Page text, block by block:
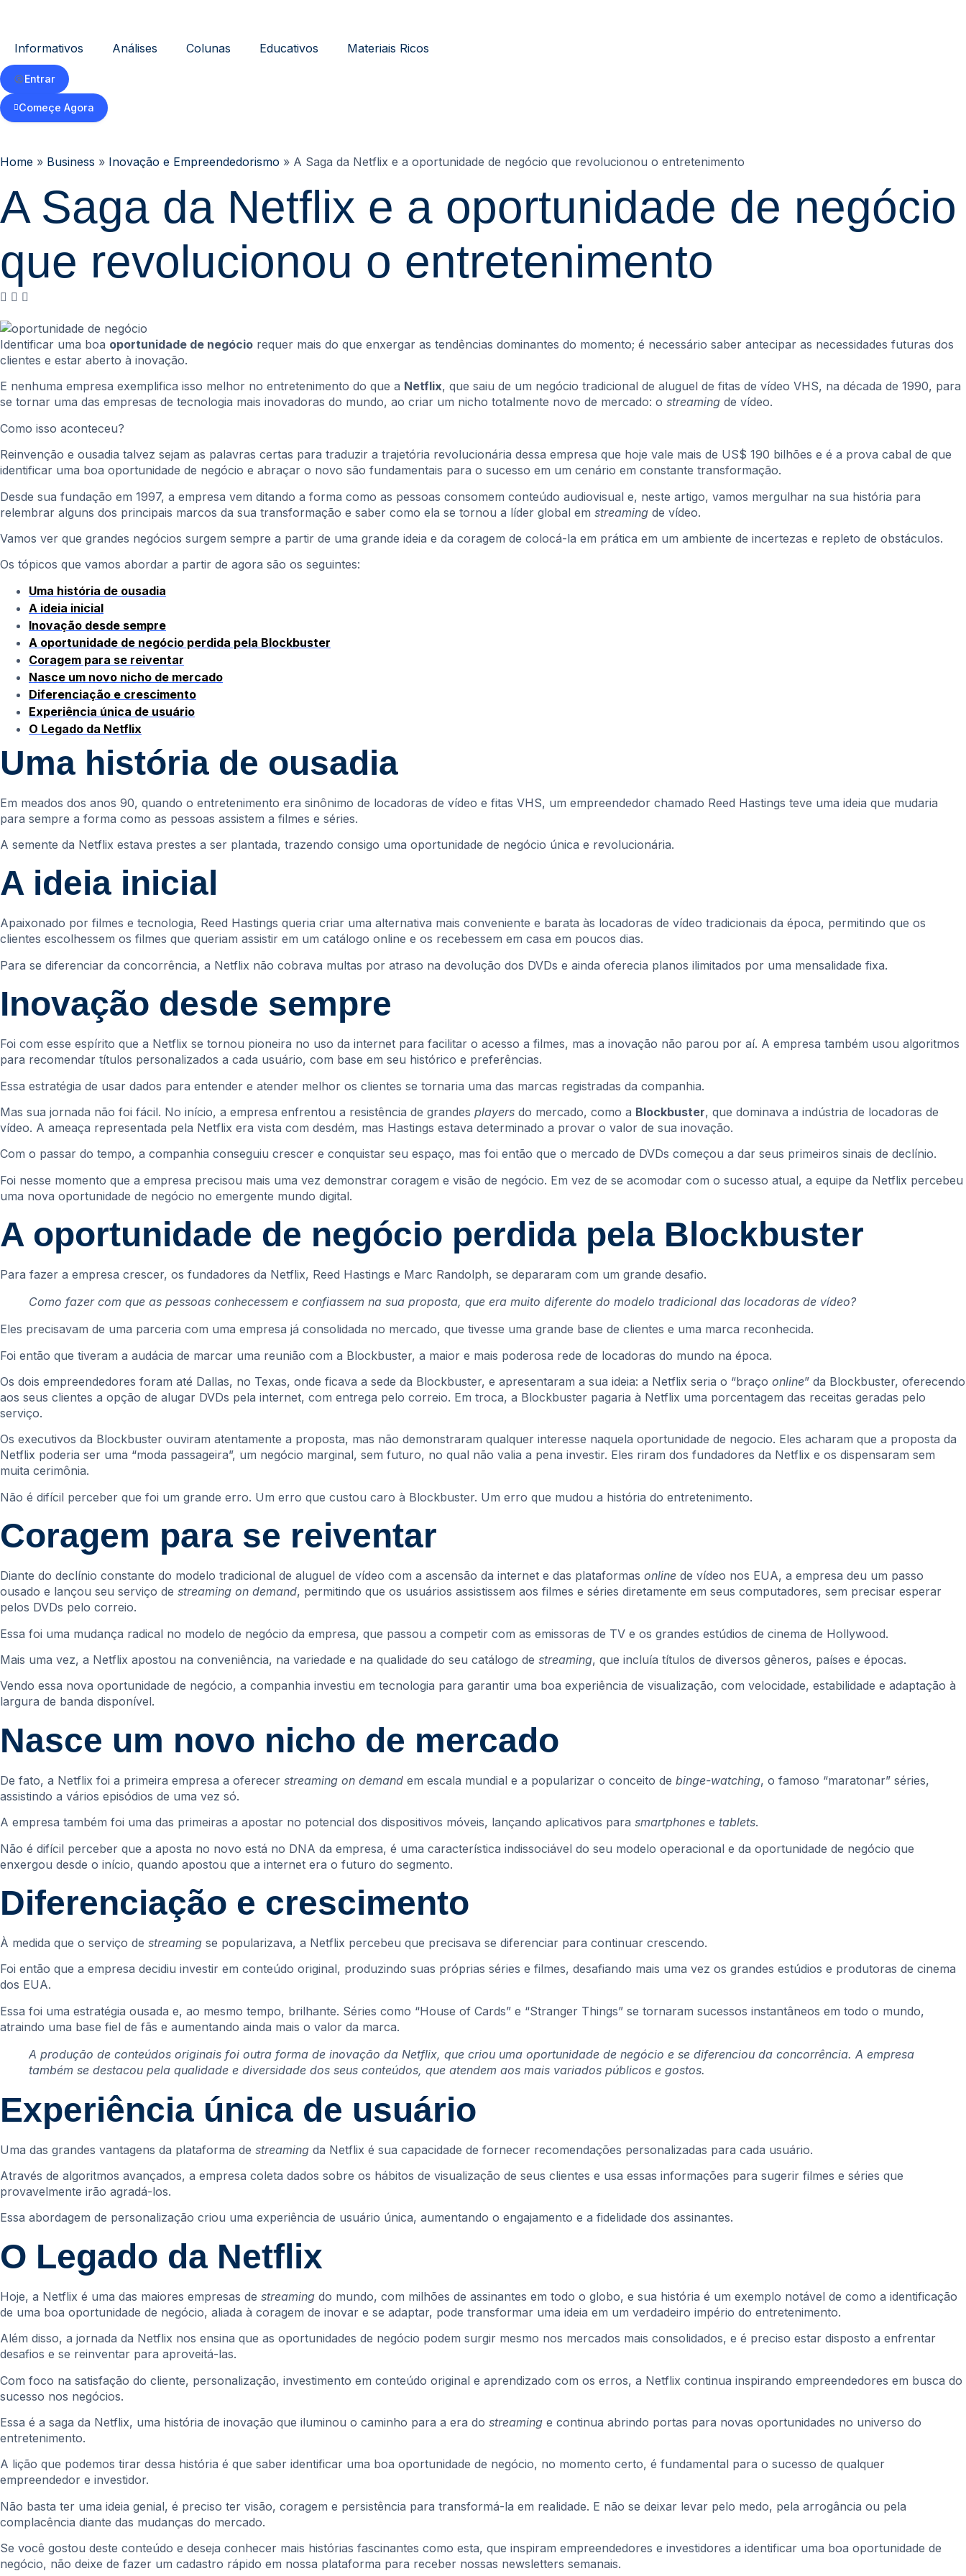
Informativos Análises Colunas Educativos Materiais Ricos
Entrar
Começe Agora
Home » Business » Inovação e Empreendedorismo » A Saga da Netflix e a oportunidade de negócio que revolucionou o entretenimento
A Saga da Netflix e a oportunidade de negócio
que revolucionou o entretenimento
Identificar uma boa oportunidade de negócio requer mais do que enxergar as tendências dominantes do momento; é necessário saber antecipar as necessidades futuras dos
clientes e estar aberto à inovação.
E nenhuma empresa exemplifica isso melhor no entretenimento do que a Netflix, que saiu de um negócio tradicional de aluguel de fitas de vídeo VHS, na década de 1990, para
se tornar uma das empresas de tecnologia mais inovadoras do mundo, ao criar um nicho totalmente novo de mercado: o streaming de vídeo.
Como isso aconteceu?
Reinvenção e ousadia talvez sejam as palavras certas para traduzir a trajetória revolucionária dessa empresa que hoje vale mais de US$ 190 bilhões e é a prova cabal de que
identificar uma boa oportunidade de negócio e abraçar o novo são fundamentais para o sucesso em um cenário em constante transformação.
Desde sua fundação em 1997, a empresa vem ditando a forma como as pessoas consomem conteúdo audiovisual e, neste artigo, vamos mergulhar na sua história para
relembrar alguns dos principais marcos da sua transformação e saber como ela se tornou a líder global em streaming de vídeo.
Vamos ver que grandes negócios surgem sempre a partir de uma grande ideia e da coragem de colocá-la em prática em um ambiente de incertezas e repleto de obstáculos.
Os tópicos que vamos abordar a partir de agora são os seguintes:
Uma história de ousadia
A ideia inicial
Inovação desde sempre
A oportunidade de negócio perdida pela Blockbuster
Coragem para se reiventar
Nasce um novo nicho de mercado
Diferenciação e crescimento
Experiência única de usuário
O Legado da Netflix
Uma história de ousadia
Em meados dos anos 90, quando o entretenimento era sinônimo de locadoras de vídeo e fitas VHS, um empreendedor chamado Reed Hastings teve uma ideia que mudaria
para sempre a forma como as pessoas assistem a filmes e séries.
A semente da Netflix estava prestes a ser plantada, trazendo consigo uma oportunidade de negócio única e revolucionária.
A ideia inicial
Apaixonado por filmes e tecnologia, Reed Hastings queria criar uma alternativa mais conveniente e barata às locadoras de vídeo tradicionais da época, permitindo que os
clientes escolhessem os filmes que queriam assistir em um catálogo online e os recebessem em casa em poucos dias.
Para se diferenciar da concorrência, a Netflix não cobrava multas por atraso na devolução dos DVDs e ainda oferecia planos ilimitados por uma mensalidade fixa.
Inovação desde sempre
Foi com esse espírito que a Netflix se tornou pioneira no uso da internet para facilitar o acesso a filmes, mas a inovação não parou por aí. A empresa também usou algoritmos
para recomendar títulos personalizados a cada usuário, com base em seu histórico e preferências.
Essa estratégia de usar dados para entender e atender melhor os clientes se tornaria uma das marcas registradas da companhia.
Mas sua jornada não foi fácil. No início, a empresa enfrentou a resistência de grandes players do mercado, como a Blockbuster, que dominava a indústria de locadoras de
vídeo. A ameaça representada pela Netflix era vista com desdém, mas Hastings estava determinado a provar o valor de sua inovação.
Com o passar do tempo, a companhia conseguiu crescer e conquistar seu espaço, mas foi então que o mercado de DVDs começou a dar seus primeiros sinais de declínio.
Foi nesse momento que a empresa precisou mais uma vez demonstrar coragem e visão de negócio. Em vez de se acomodar com o sucesso atual, a equipe da Netflix percebeu
uma nova oportunidade de negócio no emergente mundo digital.
A oportunidade de negócio perdida pela Blockbuster
Para fazer a empresa crescer, os fundadores da Netflix, Reed Hastings e Marc Randolph, se depararam com um grande desafio.
Como fazer com que as pessoas conhecessem e confiassem na sua proposta, que era muito diferente do modelo tradicional das locadoras de vídeo?
Eles precisavam de uma parceria com uma empresa já consolidada no mercado, que tivesse uma grande base de clientes e uma marca reconhecida.
Foi então que tiveram a audácia de marcar uma reunião com a Blockbuster, a maior e mais poderosa rede de locadoras do mundo na época.
Os dois empreendedores foram até Dallas, no Texas, onde ficava a sede da Blockbuster, e apresentaram a sua ideia: a Netflix seria o “braço online” da Blockbuster, oferecendo
aos seus clientes a opção de alugar DVDs pela internet, com entrega pelo correio. Em troca, a Blockbuster pagaria à Netflix uma porcentagem das receitas geradas pelo
serviço.
Os executivos da Blockbuster ouviram atentamente a proposta, mas não demonstraram qualquer interesse naquela oportunidade de negocio. Eles acharam que a proposta da
Netflix poderia ser uma “moda passageira”, um negócio marginal, sem futuro, no qual não valia a pena investir. Eles riram dos fundadores da Netflix e os dispensaram sem
muita cerimônia.
Não é difícil perceber que foi um grande erro. Um erro que custou caro à Blockbuster. Um erro que mudou a história do entretenimento.
Coragem para se reiventar
Diante do declínio constante do modelo tradicional de aluguel de vídeo com a ascensão da internet e das plataformas online de vídeo nos EUA, a empresa deu um passo
ousado e lançou seu serviço de streaming on demand, permitindo que os usuários assistissem aos filmes e séries diretamente em seus computadores, sem precisar esperar
pelos DVDs pelo correio.
Essa foi uma mudança radical no modelo de negócio da empresa, que passou a competir com as emissoras de TV e os grandes estúdios de cinema de Hollywood.
Mais uma vez, a Netflix apostou na conveniência, na variedade e na qualidade do seu catálogo de streaming, que incluía títulos de diversos gêneros, países e épocas.
Vendo essa nova oportunidade de negócio, a companhia investiu em tecnologia para garantir uma boa experiência de visualização, com velocidade, estabilidade e adaptação à
largura de banda disponível.
Nasce um novo nicho de mercado
De fato, a Netflix foi a primeira empresa a oferecer streaming on demand em escala mundial e a popularizar o conceito de binge-watching, o famoso “maratonar” séries,
assistindo a vários episódios de uma vez só.
A empresa também foi uma das primeiras a apostar no potencial dos dispositivos móveis, lançando aplicativos para smartphones e tablets.
Não é difícil perceber que a aposta no novo está no DNA da empresa, é uma característica indissociável do seu modelo operacional e da oportunidade de negócio que
enxergou desde o início, quando apostou que a internet era o futuro do segmento.
Diferenciação e crescimento
À medida que o serviço de streaming se popularizava, a Netflix percebeu que precisava se diferenciar para continuar crescendo.
Foi então que a empresa decidiu investir em conteúdo original, produzindo suas próprias séries e filmes, desafiando mais uma vez os grandes estúdios e produtoras de cinema
dos EUA.
Essa foi uma estratégia ousada e, ao mesmo tempo, brilhante. Séries como “House of Cards” e “Stranger Things” se tornaram sucessos instantâneos em todo o mundo,
atraindo uma base fiel de fãs e aumentando ainda mais o valor da marca.
A produção de conteúdos originais foi outra forma de inovação da Netflix, que criou uma oportunidade de negócio e se diferenciou da concorrência. A empresa
também se destacou pela qualidade e diversidade dos seus conteúdos, que atendem aos mais variados públicos e gostos.
Experiência única de usuário
Uma das grandes vantagens da plataforma de streaming da Netflix é sua capacidade de fornecer recomendações personalizadas para cada usuário.
Através de algoritmos avançados, a empresa coleta dados sobre os hábitos de visualização de seus clientes e usa essas informações para sugerir filmes e séries que
provavelmente irão agradá-los.
Essa abordagem de personalização criou uma experiência de usuário única, aumentando o engajamento e a fidelidade dos assinantes.
O Legado da Netflix
Hoje, a Netflix é uma das maiores empresas de streaming do mundo, com milhões de assinantes em todo o globo, e sua história é um exemplo notável de como a identificação
de uma boa oportunidade de negócio, aliada à coragem de inovar e se adaptar, pode transformar uma ideia em um verdadeiro império do entretenimento.
Além disso, a jornada da Netflix nos ensina que as oportunidades de negócio podem surgir mesmo nos mercados mais consolidados, e é preciso estar disposto a enfrentar
desafios e se reinventar para aproveitá-las.
Com foco na satisfação do cliente, personalização, investimento em conteúdo original e aprendizado com os erros, a Netflix continua inspirando empreendedores em busca do
sucesso nos negócios.
Essa é a saga da Netflix, uma história de inovação que iluminou o caminho para a era do streaming e continua abrindo portas para novas oportunidades no universo do
entretenimento.
A lição que podemos tirar dessa história é que saber identificar uma boa oportunidade de negócio, no momento certo, é fundamental para o sucesso de qualquer
empreendedor e investidor.
Não basta ter uma ideia genial, é preciso ter visão, coragem e persistência para transformá-la em realidade. E não se deixar levar pelo medo, pela arrogância ou pela
complacência diante das mudanças do mercado.
Se você gostou deste conteúdo e deseja conhecer mais histórias fascinantes como esta, que inspiram empreendedores e investidores a identificar uma boa oportunidade de
negócio, não deixe de fazer um cadastro rápido em nossa plataforma para receber nossas newsletters semanais.